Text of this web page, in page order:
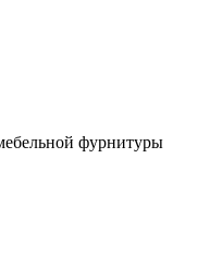
фурнитуры